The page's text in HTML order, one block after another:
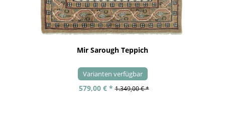
Mir Sarough Teppich
Varianten verfügbar
579,00 € * 1.349,00 € *